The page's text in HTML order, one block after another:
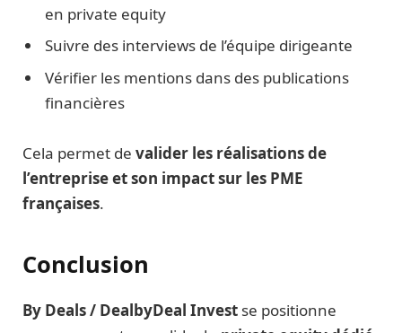
en private equity
Suivre des interviews de l’équipe dirigeante
Vérifier les mentions dans des publications
financières
Cela permet de valider les réalisations de
l’entreprise et son impact sur les PME
françaises.
Conclusion
By Deals / DealbyDeal Invest se positionne